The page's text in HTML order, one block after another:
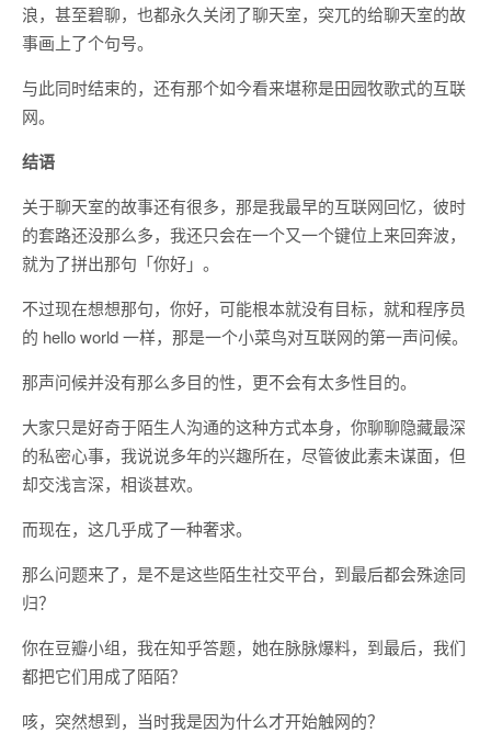
浪，甚至碧聊，也都永久关闭了聊天室，突兀的给聊天室的故
事画上了个句号。
与此同时结束的，还有那个如今看来堪称是田园牧歌式的互联
网。
结语
关于聊天室的故事还有很多，那是我最早的互联网回忆，彼时
的套路还没那么多，我还只会在一个又一个键位上来回奔波，
就为了拼出那句「你好」。
不过现在想想那句，你好，可能根本就没有目标，就和程序员
的 hello world 一样，那是一个小菜鸟对互联网的第一声问候。
那声问候并没有那么多目的性，更不会有太多性目的。
大家只是好奇于陌生人沟通的这种方式本身，你聊聊隐藏最深
的私密心事，我说说多年的兴趣所在，尽管彼此素未谋面，但
却交浅言深，相谈甚欢。
而现在，这几乎成了一种奢求。
那么问题来了，是不是这些陌生社交平台，到最后都会殊途同
归？
你在豆瓣小组，我在知乎答题，她在脉脉爆料，到最后，我们
都把它们用成了陌陌？
咳，突然想到，当时我是因为什么才开始触网的？